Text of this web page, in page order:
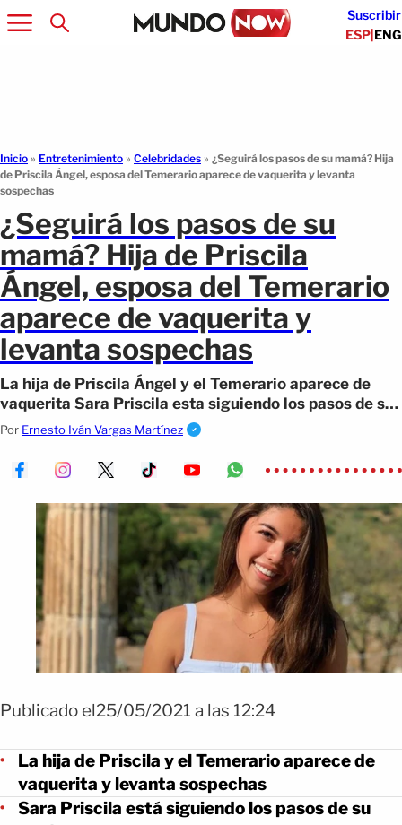
Suscribir
ESP|ENG
Inicio » Entretenimiento » Celebridades » ¿Seguirá los pasos de su mamá? Hija
de Priscila Ángel, esposa del Temerario aparece de vaquerita y levanta
sospechas
¿Seguirá los pasos de su
mamá? Hija de Priscila
Ángel, esposa del Temerario
aparece de vaquerita y
levanta sospechas
La hija de Priscila Ángel y el Temerario aparece de
vaquerita Sara Priscila esta siguiendo los pasos de su
madre cuando cantaba
Por Ernesto Iván Vargas Martínez
Publicado el25/05/2021 a las 12:24
La hija de Priscila y el Temerario aparece de
vaquerita y levanta sospechas
Sara Priscila está siguiendo los pasos de su